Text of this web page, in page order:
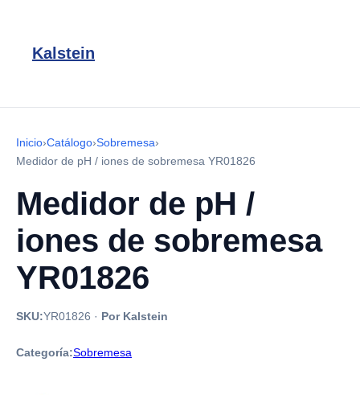
Kalstein
Inicio›Catálogo›Sobremesa›
Medidor de pH / iones de sobremesa YR01826
Medidor de pH /
iones de sobremesa
YR01826
SKU:YR01826 · Por Kalstein
Categoría:Sobremesa